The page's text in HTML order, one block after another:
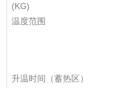
(KG)
温度范围
升温时间（蓄热区）